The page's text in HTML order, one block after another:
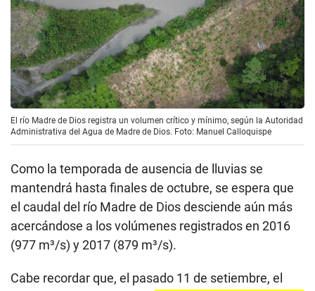
El río Madre de Dios registra un volumen crítico y mínimo, según la Autoridad
Administrativa del Agua de Madre de Dios. Foto: Manuel Calloquispe
Como la temporada de ausencia de lluvias se
mantendrá hasta finales de octubre, se espera que
el caudal del río Madre de Dios desciende aún más
acercándose a los volúmenes registrados en 2016
(977 m³/s) y 2017 (879 m³/s).
Cabe recordar que, el pasado 11 de setiembre, el